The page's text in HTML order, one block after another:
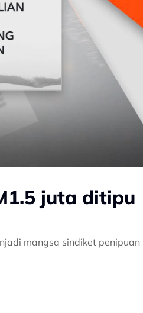
juta ditipu
mangsa sindiket penipuan